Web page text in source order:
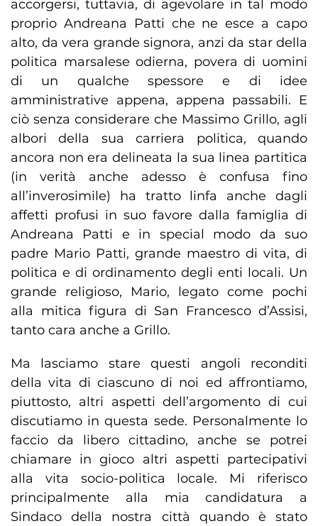
accorgersi, tuttavia, di agevolare in tal modo
proprio Andreana Patti che ne esce a capo
alto, da vera grande signora, anzi da star della
politica marsalese odierna, povera di uomini
di un qualche spessore e di idee
amministrative appena, appena passabili. E
ciò senza considerare che Massimo Grillo, agli
albori della sua carriera politica, quando
ancora non era delineata la sua linea partitica
(in verità anche adesso è confusa fino
all’inverosimile) ha tratto linfa anche dagli
affetti profusi in suo favore dalla famiglia di
Andreana Patti e in special modo da suo
padre Mario Patti, grande maestro di vita, di
politica e di ordinamento degli enti locali. Un
grande religioso, Mario, legato come pochi
alla mitica figura di San Francesco d’Assisi,
tanto cara anche a Grillo.
Ma lasciamo stare questi angoli reconditi
della vita di ciascuno di noi ed affrontiamo,
piuttosto, altri aspetti dell’argomento di cui
discutiamo in questa sede. Personalmente lo
faccio da libero cittadino, anche se potrei
chiamare in gioco altri aspetti partecipativi
alla vita socio-politica locale. Mi riferisco
principalmente alla mia candidatura a
Sindaco della nostra città quando è stato